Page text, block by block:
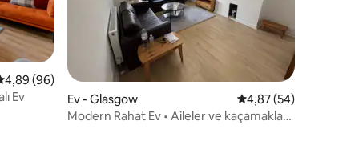
üzerinden ortalama 4,89 puan, 96 değerlendirme
4,89 (96)
Ev
Ev - Glasgow 5 üzerinden
4,87 (54)
Modern Rahat Ev • Aileler ve kaçamaklar